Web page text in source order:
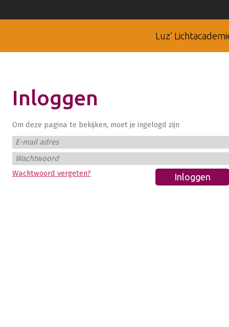
Luz’
Inloggen
Om deze pagina te bekijken, moet je ingelogd zijn
E-mail adres
Wachtwoord
Wachtwoord vergeten?